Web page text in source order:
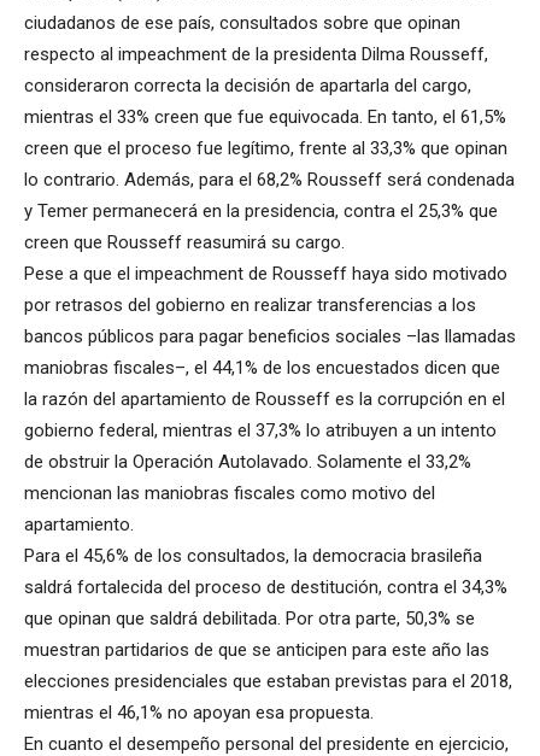
ciudadanos de ese país, consultados sobre que opinan
respecto al impeachment de la presidenta Dilma Rousseff,
consideraron correcta la decisión de apartarla del cargo,
mientras el 33% creen que fue equivocada. En tanto, el 61,5%
creen que el proceso fue legítimo, frente al 33,3% que opinan
lo contrario. Además, para el 68,2% Rousseff será condenada
y Temer permanecerá en la presidencia, contra el 25,3% que
creen que Rousseff reasumirá su cargo.
Pese a que el impeachment de Rousseff haya sido motivado
por retrasos del gobierno en realizar transferencias a los
bancos públicos para pagar beneficios sociales –las llamadas
maniobras fiscales–, el 44,1% de los encuestados dicen que
la razón del apartamiento de Rousseff es la corrupción en el
gobierno federal, mientras el 37,3% lo atribuyen a un intento
de obstruir la Operación Autolavado. Solamente el 33,2%
mencionan las maniobras fiscales como motivo del
apartamiento.
Para el 45,6% de los consultados, la democracia brasileña
saldrá fortalecida del proceso de destitución, contra el 34,3%
que opinan que saldrá debilitada. Por otra parte, 50,3% se
muestran partidarios de que se anticipen para este año las
elecciones presidenciales que estaban previstas para el 2018,
mientras el 46,1% no apoyan esa propuesta.
En cuanto el desempeño personal del presidente en ejercicio,